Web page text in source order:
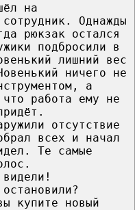
на
Однажды
рюкзак остался
подбросили в
лишний вес
ничего не
а
работа ему не
отсутствие
всех и начал
Те самые
купите новый